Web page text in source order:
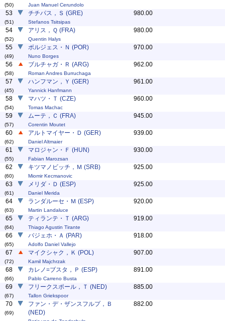
(50) Juan Manuel Cerundolo
53
(51)
チチパス，Ｓ (GRE)
Stefanos Tsitsipas
980.00
54
(52)
アリス，Ｑ (FRA)
Quentin Halys
980.00
55
(49)
ボルジェス・Ｎ (POR)
Nuno Borges
970.00
56
(58)
ブルチャガ・Ｒ (ARG)
Roman Andres Burruchaga
962.00
57
(45)
ハンフマン，Ｙ (GER)
Yannick Hanfmann
961.00
58
(54)
マハツ・Ｔ (CZE)
Tomas Machac
960.00
59
(57)
ムーテ，Ｃ (FRA)
Corentin Moutet
945.00
60
(62)
アルトマイヤー・Ｄ (GER)
Daniel Altmaier
939.00
61
(55)
マロジャン・Ｆ (HUN)
Fabian Marozsan
930.00
62
(60)
キツマノビッチ，Ｍ (SRB)
Miomir Kecmanovic
925.00
63
(61)
メリダ・Ｄ (ESP)
Daniel Merida
925.00
64
(63)
ランダルーセ・Ｍ (ESP)
Martin Landaluce
920.00
65
(64)
ティランテ・Ｔ (ARG)
Thiago Agustin Tirante
919.00
66
(65)
バジェホ・Ａ (PAR)
Adolfo Daniel Vallejo
918.00
67
(72)
マイクシャク，Ｋ (POL)
Kamil Majchrzak
907.00
68
(66)
カレノ=ブスタ，Ｐ (ESP)
Pablo Carreno Busta
891.00
69
(67)
フリークスポール，Ｔ (NED)
Tallon Griekspoor
885.00
70
(69)
ファン・デ・ザンスフルプ，Ｂ
(NED)
882.00